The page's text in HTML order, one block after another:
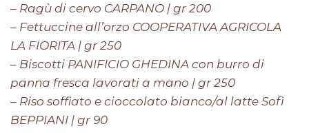
– Ragù di cervo CARPANO | gr 200
– Fettuccine all’orzo COOPERATIVA AGRICOLA
LA FIORITA | gr 250
– Biscotti PANIFICIO GHEDINA con burro di
panna fresca lavorati a mano | gr 250
– Riso soffiato e cioccolato bianco/al latte Sofì
BEPPIANI | gr 90